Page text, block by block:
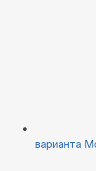
варианта